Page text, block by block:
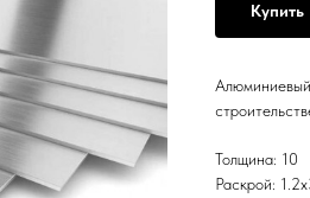
Купить
Толщина: 10
Раскрой: